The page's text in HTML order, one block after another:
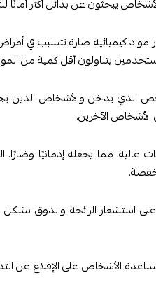
يبحثون عن بدائل أكثر أمانًا
كيميائية ضارة تتسبب في
يتناولون أقل كمية من
الذي يدخن والأشخاص الذين
الأشخاص الآخرين.
عالية، مما يجعله إدمانيًا
استشعار الرائحة والذوق
الأشخاص على الإقلاع عن